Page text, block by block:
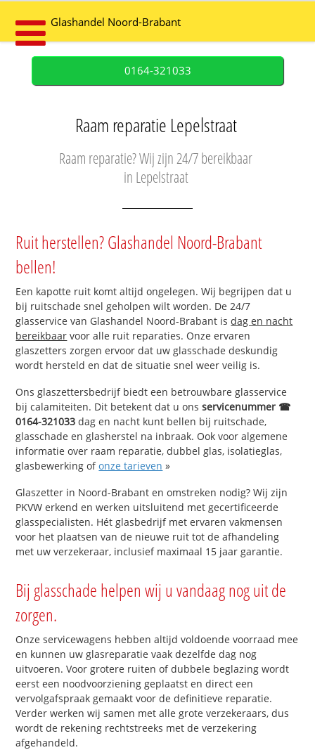
Glashandel Noord-Brabant
0164-321033
Raam reparatie Lepelstraat
Raam reparatie? Wij zijn 24/7 bereikbaar
in Lepelstraat
Ruit herstellen? Glashandel Noord-Brabant
bellen!
Een kapotte ruit komt altijd ongelegen. Wij begrijpen dat u
bij ruitschade snel geholpen wilt worden. De 24/7
glasservice van Glashandel Noord-Brabant isdag en nacht
bereikbaar voor alle ruit reparaties. Onze ervaren
glaszetters zorgen ervoor dat uw glasschade deskundig
wordt hersteld en dat de situatie snel weer veilig is.
Ons glaszettersbedrijf biedt een betrouwbare glasservice
bij calamiteiten. Dit betekent dat u onsservicenummer ☎
0164-321033 dag en nacht kunt bellen bij ruitschade,
glasschade en glasherstel na inbraak. Ook voor algemene
informatie over raam reparatie, dubbel glas, isolatieglas,
glasbewerking ofonze tarieven »
Glaszetter in Noord-Brabant en omstreken nodig? Wij zijn
PKVW erkend en werken uitsluitend met gecertificeerde
glasspecialisten. Hét glasbedrijf met ervaren vakmensen
voor het plaatsen van de nieuwe ruit tot de afhandeling
met uw verzekeraar, inclusief maximaal 15 jaar garantie.
Bij glasschade helpen wij u vandaag nog uit de
zorgen.
Onze servicewagens hebben altijd voldoende voorraad mee
en kunnen uw glasreparatie vaak dezelfde dag nog
uitvoeren. Voor grotere ruiten of dubbele beglazing wordt
eerst een noodvoorziening geplaatst en direct een
vervolgafspraak gemaakt voor de definitieve reparatie.
Verder werken wij samen met alle grote verzekeraars, dus
wordt de rekening rechtstreeks met de verzekering
afgehandeld.